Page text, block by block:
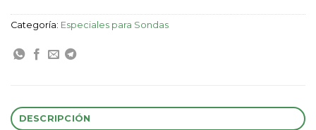
Categoría: Especiales para Sondas
DESCRIPCIÓN